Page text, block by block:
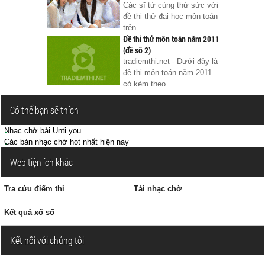
Các sĩ tử cùng thử sức với
đề thi thử đại học môn toán
trên...
Đề thi thử môn toán năm 2011
(đề sô 2)
tradiemthi.net - Dưới đây là
đề thi môn toán năm 2011
có kèm theo...
Có thể bạn sẽ thích
Nhạc chờ bài Unti you
Các bản nhạc chờ hot nhất hiện nay
Web tiện ích khác
Tra cứu điểm thi Tải nhạc chờ
Kết quả xổ số
Kết nối với chúng tôi